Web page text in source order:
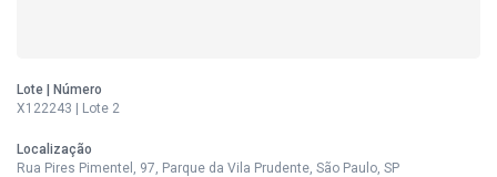
Lote | Número
X122243 | Lote 2
Localização
Rua Pires Pimentel, 97, Parque da Vila Prudente, São Paulo, SP